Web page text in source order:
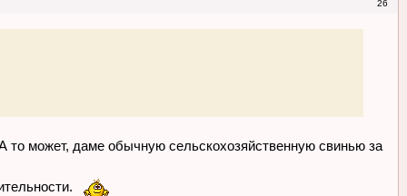
26
может, даме обычную сельскохозяйственную свинью за